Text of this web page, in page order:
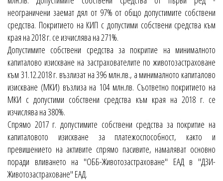
неограничени заемат дял от 97% от общо допустимите собствени
средства. Покритието на КИП с допустими собствени средства към
края на 2018 г. се изчислява на 271%.
Допустимите собствени средства за покритие на минималното
капиталово изискване на застрахователите по животозастраховане
към 31.12.2018 г. възлизат на 396 млн.лв., а минималното капиталово
изискване (МКИ) възлиза на 104 млн.лв. Съответно покритието на
МКИ с допустими собствени средства към края на 2018 г. се
изчислява на 380%.
Спрямо 2017 г. допустимите собствени средства за покритие на
капиталовото изискване за платежоспособност, както и
превишението на активите спрямо пасивите, намаляват основно
поради вливането на "ОББ-Животозастраховане" ЕАД в "ДЗИ-
Животозастраховане" ЕАД.